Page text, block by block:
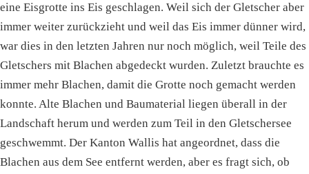
eine Eisgrotte ins Eis geschlagen. Weil sich der Gletscher aber
immer weiter zurückzieht und weil das Eis immer dünner wird,
war dies in den letzten Jahren nur noch möglich, weil Teile des
Gletschers mit Blachen abgedeckt wurden. Zuletzt brauchte es
immer mehr Blachen, damit die Grotte noch gemacht werden
konnte. Alte Blachen und Baumaterial liegen überall in der
Landschaft herum und werden zum Teil in den Gletschersee
geschwemmt. Der Kanton Wallis hat angeordnet, dass die
Blachen aus dem See entfernt werden, aber es fragt sich, ob